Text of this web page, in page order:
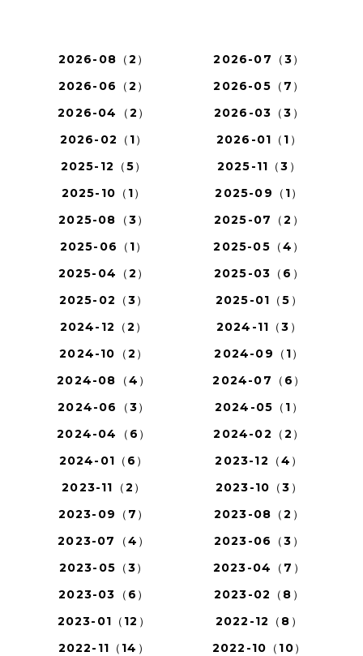
2026-08（2）
2026-07（3）
2026-06（2）
2026-05（7）
2026-04（2）
2026-03（3）
2026-02（1）
2026-01（1）
2025-12（5）
2025-11（3）
2025-10（1）
2025-09（1）
2025-08（3）
2025-07（2）
2025-06（1）
2025-05（4）
2025-04（2）
2025-03（6）
2025-02（3）
2025-01（5）
2024-12（2）
2024-11（3）
2024-10（2）
2024-09（1）
2024-08（4）
2024-07（6）
2024-06（3）
2024-05（1）
2024-04（6）
2024-02（2）
2024-01（6）
2023-12（4）
2023-11（2）
2023-10（3）
2023-09（7）
2023-08（2）
2023-07（4）
2023-06（3）
2023-05（3）
2023-04（7）
2023-03（6）
2023-02（8）
2023-01（12）
2022-12（8）
2022-11（14）
2022-10（10）